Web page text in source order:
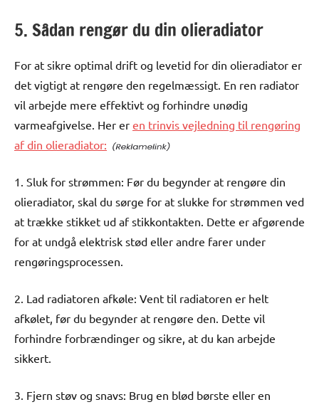
5. Sådan rengør du din olieradiator
For at sikre optimal drift og levetid for din olieradiator er
det vigtigt at rengøre den regelmæssigt. En ren radiator
vil arbejde mere effektivt og forhindre unødig
varmeafgivelse. Her er en trinvis vejledning til rengøring
af din olieradiator:
1. Sluk for strømmen: Før du begynder at rengøre din
olieradiator, skal du sørge for at slukke for strømmen ved
at trække stikket ud af stikkontakten. Dette er afgørende
for at undgå elektrisk stød eller andre farer under
rengøringsprocessen.
2. Lad radiatoren afkøle: Vent til radiatoren er helt
afkølet, før du begynder at rengøre den. Dette vil
forhindre forbrændinger og sikre, at du kan arbejde
sikkert.
3. Fjern støv og snavs: Brug en blød børste eller en